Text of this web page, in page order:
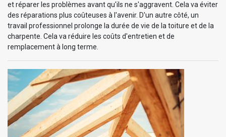
et réparer les problèmes avant qu'ils ne s'aggravent. Cela va éviter
des réparations plus coûteuses à l'avenir. D'un autre côté, un
travail professionnel prolonge la durée de vie de la toiture et de la
charpente. Cela va réduire les coûts d'entretien et de
remplacement à long terme.